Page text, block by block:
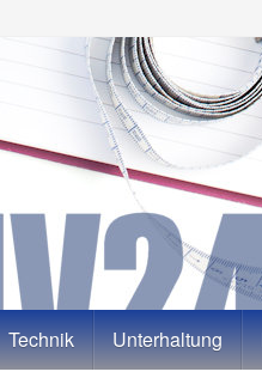
Technik Unterhaltung